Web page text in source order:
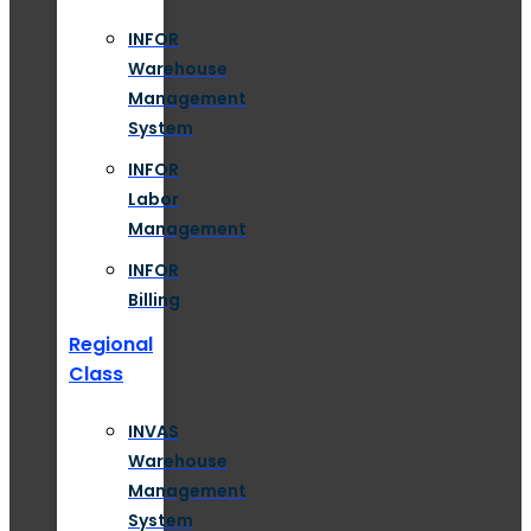
INFOR
Warehouse
Management
System
INFOR
Labor
Management
INFOR
Billing
Regional
Class
INVAS
Warehouse
Management
System